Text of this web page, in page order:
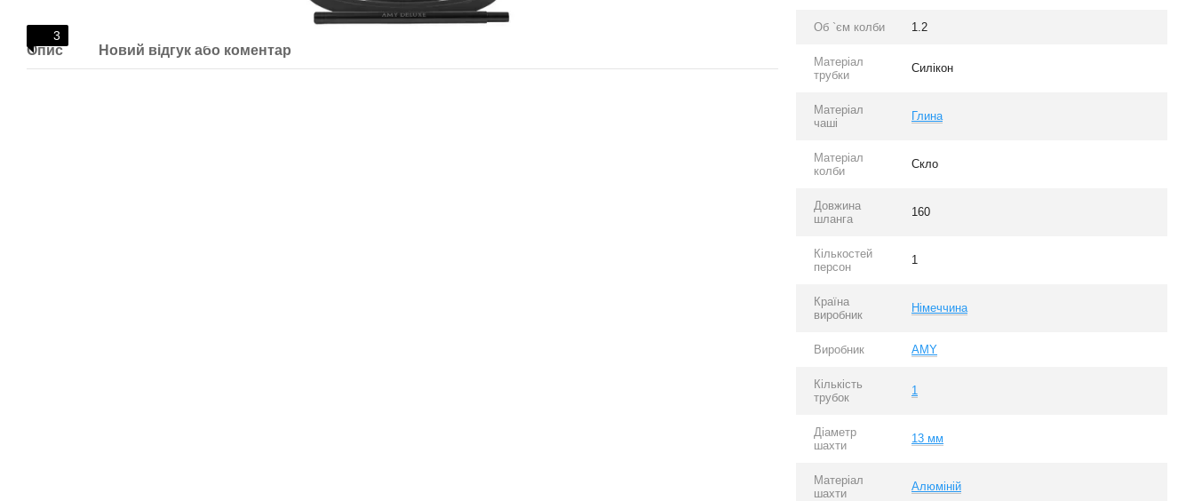
3
Опис Новий відгук або коментар
Об `єм колби 1.2
Матеріал
трубки
Силікон
Матеріал
чаші
Глина
Матеріал
колби
Скло
Довжина
шланга
160
Кількостей
персон
1
Країна
виробник
Німеччина
Виробник AMY
Кількість
трубок
1
Діаметр
шахти
13 мм
Матеріал
шахти
Алюміній